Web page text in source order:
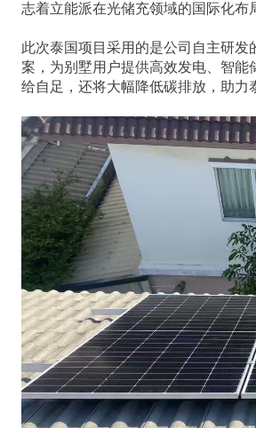
志着立能派在光储充领域的国际化布
此次泰国项目采用的是公司自主研发
案，为别墅用户提供高效发电、智
给自足，还将大幅降低碳排放，助力